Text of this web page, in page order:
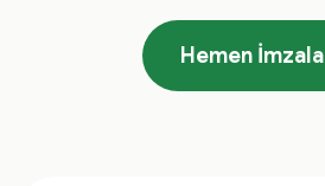
Hemen İmzala